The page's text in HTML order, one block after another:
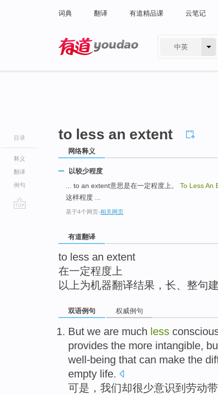
词典 翻译 有道精品课 云笔记
中英
目录
释义
翻译
例句
to less an extent
网络释义
以较少程度
... to an extent意思是在一定程度上。 To Less An
这样程度 ...
基于4个网页-相关网页
有道翻译
to less an extent
在一定程度上
以上为机器翻译结果，长、整句
双语例句 权威例句
But we are much less
provides the more intangible,
well-being that can make the
empty life.
可是 ， 我们却很少意识到 劳动